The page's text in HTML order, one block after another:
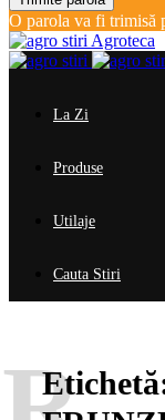
O parola va fi trimisă
Agroteca
La Zi
Produse
Utilaje
Cauta Stiri